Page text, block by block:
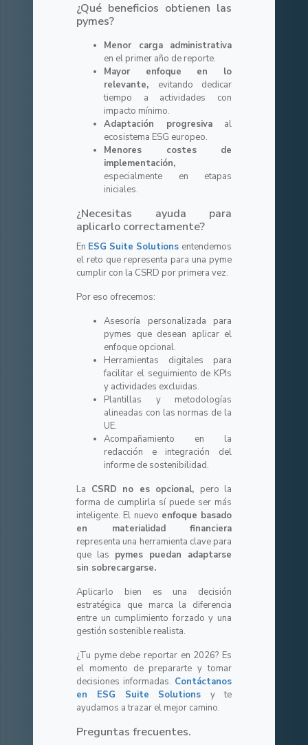
¿Qué beneficios obtienen las
pymes?
Menor carga administrativa
en el primer año de reporte.
Mayor enfoque en lo
relevante, evitando dedicar
tiempo a actividades con
impacto mínimo.
Adaptación progresiva al
ecosistema ESG europeo.
Menores costes de
implementación,
especialmente en etapas
iniciales.
¿Necesitas ayuda para
aplicarlo correctamente?
En ESG Suite Solutions entendemos
el reto que representa para una pyme
cumplir con la CSRD por primera vez.
Por eso ofrecemos:
Asesoría personalizada para
pymes que desean aplicar el
enfoque opcional.
Herramientas digitales para
facilitar el seguimiento de KPIs
y actividades excluidas.
Plantillas y metodologías
alineadas con las normas de la
UE.
Acompañamiento en la
redacción e integración del
informe de sostenibilidad.
La CSRD no es opcional, pero la
forma de cumplirla sí puede ser más
inteligente. El nuevo enfoque basado
en materialidad financiera
representa una herramienta clave para
que las pymes puedan adaptarse
sin sobrecargarse.
Aplicarlo bien es una decisión
estratégica que marca la diferencia
entre un cumplimiento forzado y una
gestión sostenible realista.
¿Tu pyme debe reportar en 2026? Es
el momento de prepararte y tomar
decisiones informadas. Contáctanos
en ESG Suite Solutions
y te
ayudamos a trazar el mejor camino.
Preguntas frecuentes.